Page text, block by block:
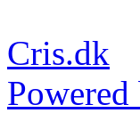
Cris.dk
Powered